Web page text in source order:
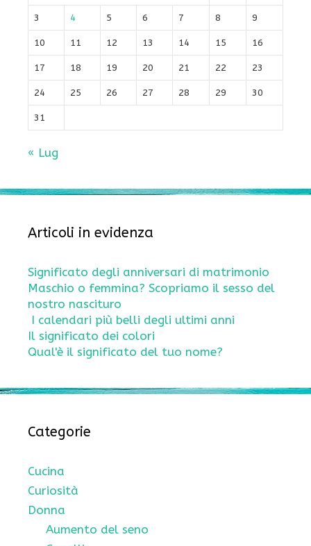
3 4 5 6 7 8 9
10 11 12 13 14 15 16
17 18 19 20 21 22 23
24 25 26 27 28 29 30
31
« Lug
Articoli in evidenza
Significato degli anniversari di matrimonio
Maschio o femmina? Scopriamo il sesso del
nostro nascituro
I calendari più belli degli ultimi anni
Il significato dei colori
Qual'è il significato del tuo nome?
Categorie
Cucina
Curiosità
Donna
Aumento del seno